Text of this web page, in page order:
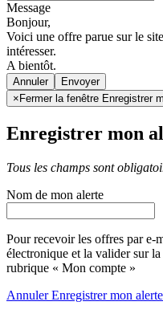
Message
Bonjour,
Voici une offre parue sur le
intéresser.
A bientôt.
Annuler
× Fermer la fenêtre Enregistrer
Enregistrer mon
Tous les champs sont
Nom de mon alerte
Pour recevoir les offres par e-
électronique et la valider sur la
rubrique « Mon compte »
AnnulerEnregistrer mon alerte